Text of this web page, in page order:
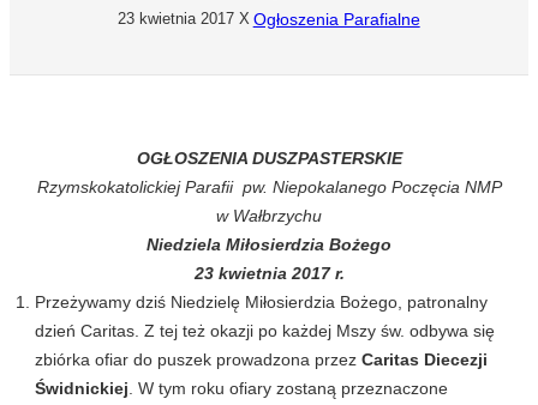
23 kwietnia 2017 X Ogłoszenia Parafialne
OGŁOSZENIA DUSZPASTERSKIE
Rzymskokatolickiej Parafii pw. Niepokalanego Poczęcia NMP
w Wałbrzychu
Niedziela Miłosierdzia Bożego
23 kwietnia 2017 r.
Przeżywamy dziś Niedzielę Miłosierdzia Bożego, patronalny
dzień Caritas. Z tej też okazji po każdej Mszy św. odbywa się
zbiórka ofiar do puszek prowadzona przezCaritas Diecezji
Świdnickiej . W tym roku ofiary zostaną przeznaczone